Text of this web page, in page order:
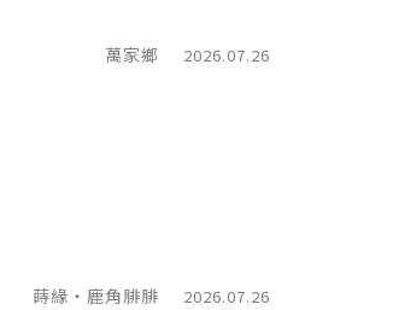
萬家鄉 2026.07.26
蒔緣‧鹿角腓腓 2026.07.26